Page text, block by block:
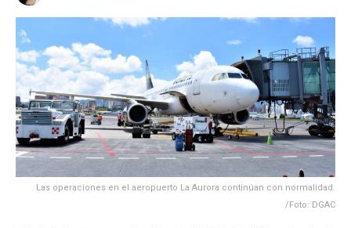
Las operaciones en el aeropuerto La Aurora continúan con normalidad.
/Foto: DGAC